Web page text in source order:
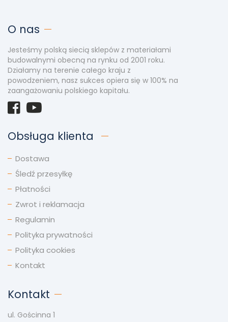
O nas
Jesteśmy polską siecią sklepów z materiałami
budowalnymi obecną na rynku od 2001 roku.
Działamy na terenie całego kraju z
powodzeniem, nasz sukces opiera się w 100% na
zaangażowaniu polskiego kapitału.
Obsługa klienta
Dostawa
Śledź przesyłkę
Płatności
Zwrot i reklamacja
Regulamin
Polityka prywatności
Polityka cookies
Kontakt
Kontakt
ul. Gościnna 1